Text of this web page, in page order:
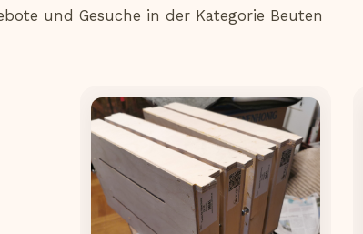
und Gesuche in der Kategorie Beuten